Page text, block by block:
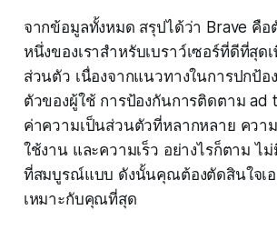
จากข้อมูลทั้งหมด สรุปได้ว่า Brave คือ
หนึ่งของเราสำหรับเบราว์เซอร์ที่ดีที่สุด
ส่วนตัว เนื่องจากแนวทางในการปกป้อ
ตัวของผู้ใช้ การป้องกันการติดตาม ad
ค่าความเป็นส่วนตัวที่หลากหลาย ควา
ใช้งาน และความเร็ว อย่างไรก็ตาม ไม่
ที่สมบูรณ์แบบ ดังนั้นคุณต้องตัดสินใจเอ
เหมาะกับคุณที่สุด